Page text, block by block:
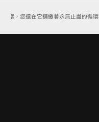
案，您還在它舖繳著永無止盡的循